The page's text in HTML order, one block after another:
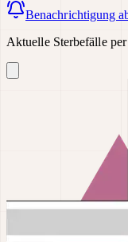
Benachrichtigung
Aktuelle Sterbefälle